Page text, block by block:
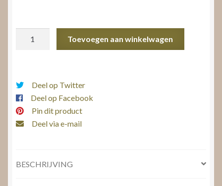
Toevoegen aan winkelwagen
Deel op Twitter
Deel op Facebook
Pin dit product
Deel via e-mail
BESCHRIJVING